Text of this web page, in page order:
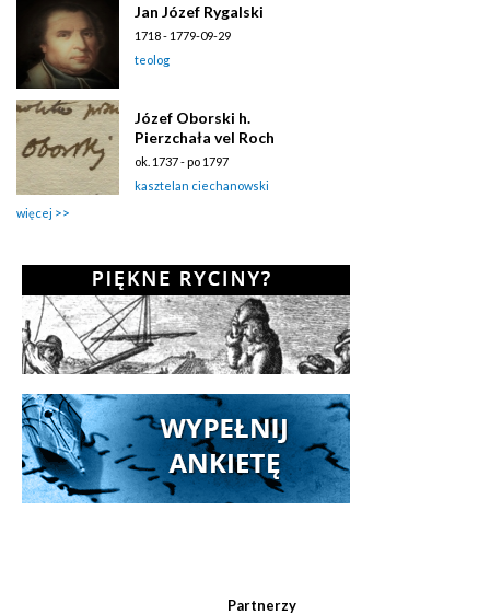
Jan Józef Rygalski
1718 - 1779-09-29
teolog
Józef Oborski h.
Pierzchała vel Roch
ok. 1737 - po 1797
kasztelan ciechanowski
więcej
Partnerzy